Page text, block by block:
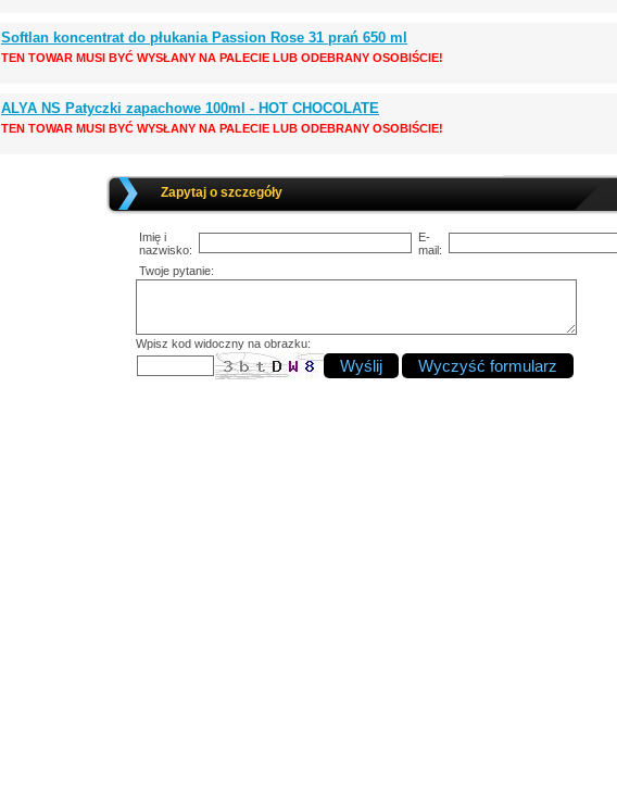
Softlan koncentrat do płukania Passion Rose 31 prań 650 ml
TEN TOWAR MUSI BYĆ WYSŁANY NA PALECIE LUB ODEBRANY OSOBIŚCIE!
ALYA NS Patyczki zapachowe 100ml - HOT CHOCOLATE
TEN TOWAR MUSI BYĆ WYSŁANY NA PALECIE LUB ODEBRANY OSOBIŚCIE!
Zapytaj o szczegóły
Imię i
nazwisko:
E-
mail:
Twoje pytanie:
Wpisz kod widoczny na obrazku: